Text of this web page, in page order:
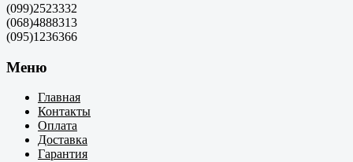
(099)2523332
(068)4888313
(095)1236366
Меню
Главная
Контакты
Оплата
Доставка
Гарантия